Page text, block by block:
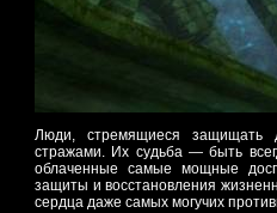
Люди, стремящиеся защищать
стражами. Их судьба — быть
облаченные самые мощные
защиты и восстановления
сердца даже самых могучих